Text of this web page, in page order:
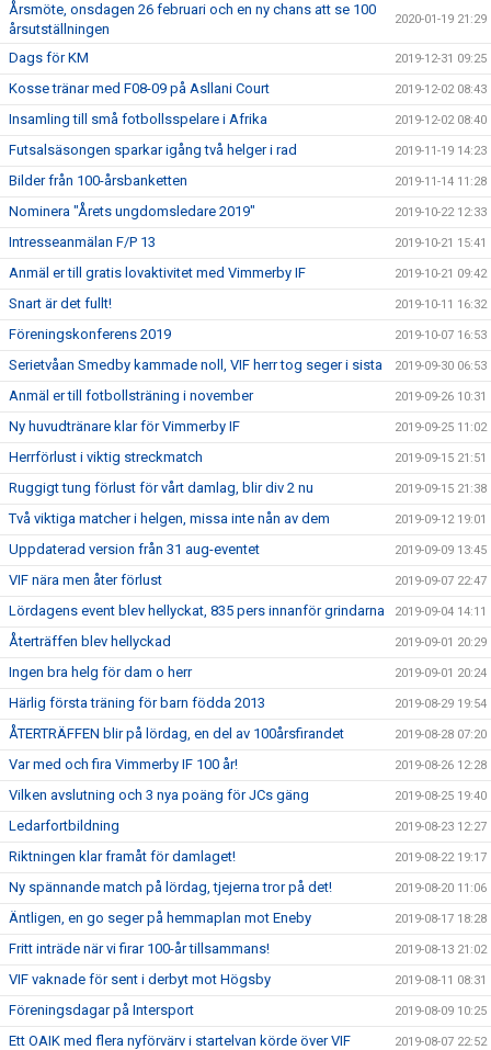
Årsmöte, onsdagen 26 februari och en ny chans att se 100
årsutställningen
2020-01-19 21:29
Dags för KM 2019-12-31 09:25
Kosse tränar med F08-09 på Asllani Court 2019-12-02 08:43
Insamling till små fotbollsspelare i Afrika 2019-12-02 08:40
Futsalsäsongen sparkar igång två helger i rad 2019-11-19 14:23
Bilder från 100-årsbanketten 2019-11-14 11:28
Nominera "Årets ungdomsledare 2019" 2019-10-22 12:33
Intresseanmälan F/P 13 2019-10-21 15:41
Anmäl er till gratis lovaktivitet med Vimmerby IF 2019-10-21 09:42
Snart är det fullt! 2019-10-11 16:32
Föreningskonferens 2019 2019-10-07 16:53
Serietvåan Smedby kammade noll, VIF herr tog seger i sista 2019-09-30 06:53
Anmäl er till fotbollsträning i november 2019-09-26 10:31
Ny huvudtränare klar för Vimmerby IF 2019-09-25 11:02
Herrförlust i viktig streckmatch 2019-09-15 21:51
Ruggigt tung förlust för vårt damlag, blir div 2 nu 2019-09-15 21:38
Två viktiga matcher i helgen, missa inte nån av dem 2019-09-12 19:01
Uppdaterad version från 31 aug-eventet 2019-09-09 13:45
VIF nära men åter förlust 2019-09-07 22:47
Lördagens event blev hellyckat, 835 pers innanför grindarna 2019-09-04 14:11
Återträffen blev hellyckad 2019-09-01 20:29
Ingen bra helg för dam o herr 2019-09-01 20:24
Härlig första träning för barn födda 2013 2019-08-29 19:54
ÅTERTRÄFFEN blir på lördag, en del av 100årsfirandet 2019-08-28 07:20
Var med och fira Vimmerby IF 100 år! 2019-08-26 12:28
Vilken avslutning och 3 nya poäng för JCs gäng 2019-08-25 19:40
Ledarfortbildning 2019-08-23 12:27
Riktningen klar framåt för damlaget! 2019-08-22 19:17
Ny spännande match på lördag, tjejerna tror på det! 2019-08-20 11:06
Äntligen, en go seger på hemmaplan mot Eneby 2019-08-17 18:28
Fritt inträde när vi firar 100-år tillsammans! 2019-08-13 21:02
VIF vaknade för sent i derbyt mot Högsby 2019-08-11 08:31
Föreningsdagar på Intersport 2019-08-09 10:25
Ett OAIK med flera nyförvärv i startelvan körde över VIF 2019-08-07 22:52